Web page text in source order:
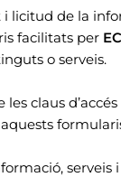
i licitud de la
facilitats per
o serveis.
les claus